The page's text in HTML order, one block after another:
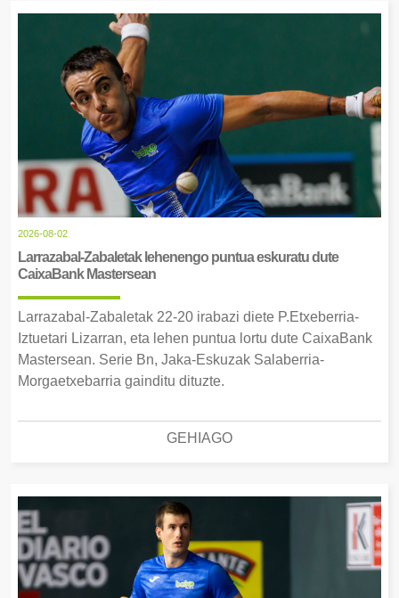
2026-08-02
Larrazabal-Zabaletak lehenengo puntua eskuratu dute
CaixaBank Mastersean
Larrazabal-Zabaletak 22-20 irabazi diete P.Etxeberria-
Iztuetari Lizarran, eta lehen puntua lortu dute CaixaBank
Mastersean. Serie Bn, Jaka-Eskuzak Salaberria-
Morgaetxebarria gainditu dituzte.
GEHIAGO